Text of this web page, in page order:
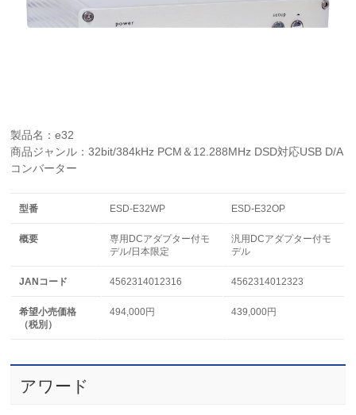
製品名：e32
商品ジャンル：32bit/384kHz PCM＆12.288MHz DSD対応USB D/A
コンバーター
型番 ESD-E32WP ESD-E32OP
概要
専用DCアダプター付モ
デル/日本限定
汎用DCアダプター付モ
デル
JAN コード 4562314012316 4562314012323
希望小売価格
（税別）
494,000円 439,000円
アワード